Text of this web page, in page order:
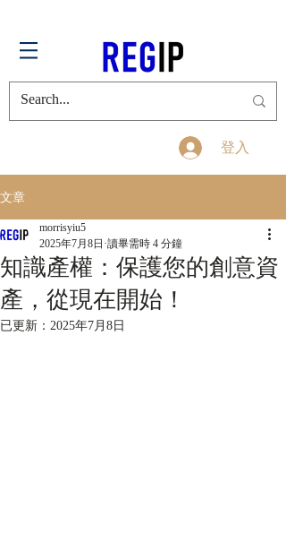
登入
文章
知識產權：保護您的創意資
產，從現在開始！
morrisyiu5
2025年7月8日 讀畢需時 4 分鐘
已更新： 2025年7月8日